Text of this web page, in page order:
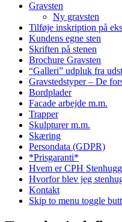
Gravsten
Ny gravsten
Tilføje inskription på
Kundens egne sten
Skriften på stenen
Brochure Gravsten
“Galleri” udpluk fra
Gravstedstyper – De
Bordplader
Facade arbejde m.m.
Trapper
Skulpturer m.m.
Skæring
Persondata (GDPR)
*Prisgaranti*
Hvem er CPH
Hvorfor blev jeg
Kontakt
Skip to menu toggle